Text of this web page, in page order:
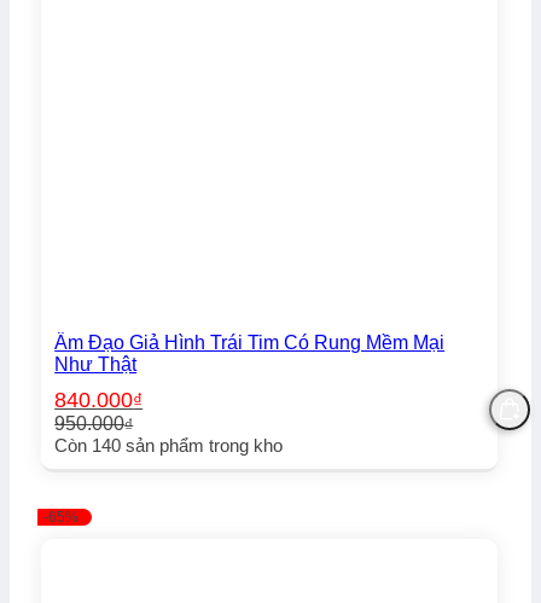
Âm Đạo Giả Hình Trái Tim Có Rung Mềm Mại
Như Thật
950.000₫
Giá
950.000₫.
840.000₫
Giá
là:
840.000₫.
Còn 140 sản phẩm trong kho
-65%